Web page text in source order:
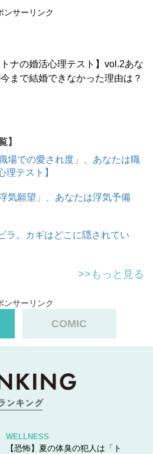
ック
ポップ
たか？
ンサーリンク
トナの婚活心理テスト】vol.2あな
まで結婚できなかった理由は？
】
場での愛され度」、あなたは職
理テスト】
気願望」、あなたは浮気予備
ラ。カギはどこに隠されてい
>>もっと見る
ンサーリンク
COMIC
WELLNESS
【恐怖】夏の体臭の犯人は「ト